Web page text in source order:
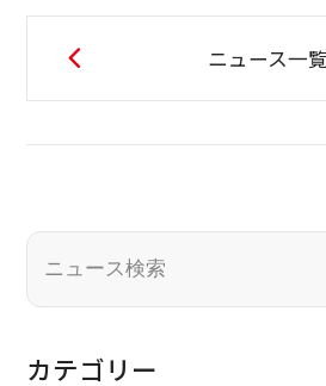
ニュース一覧
カテゴリー